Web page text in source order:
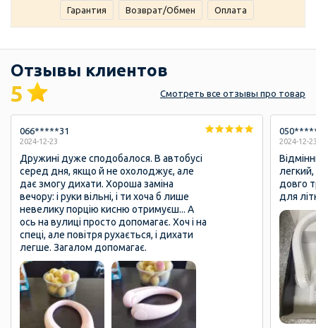
Гарантия Возврат/Обмен Оплата
Отзывы клиентов
5 Смотреть все отзывы про товар
066*****31
2024-12-23
Дружині дуже сподобалося. В автобусі
серед дня, якщо й не охолоджує, але
дає змогу дихати. Хороша заміна
вечору: і руки вільні, і ти хоча б лише
невелику порцію кисню отримуєш... А
ось на вулиці просто допомагає. Хоч і на
спеці, але повітря рухається, і дихати
легше. Загалом допомагає.
2024-12-
довго
для